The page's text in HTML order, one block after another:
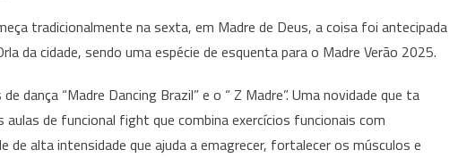
tradicionalmente na sexta, em Madre de Deus, a coisa foi antecipada
da cidade, sendo uma espécie de esquenta para o Madre Verão 2025.
dança “Madre Dancing Brazil” e o “ Z Madre”. Uma novidade que ta
de funcional fight que combina exercícios funcionais com
alta intensidade que ajuda a emagrecer, fortalecer os músculos e